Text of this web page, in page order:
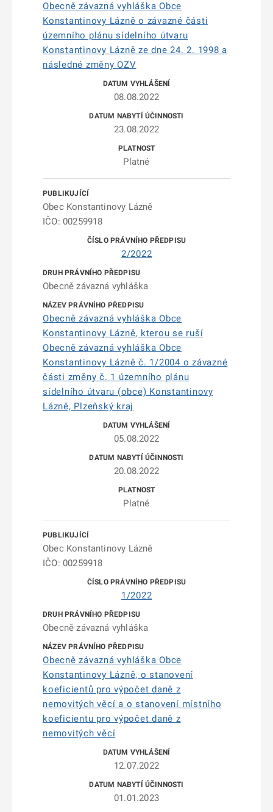
Obecně závazná vyhláška Obce
Konstantinovy Lázně o závazné části
územního plánu sídelního útvaru
Konstantinovy Lázně ze dne 24. 2. 1998 a
následné změny OZV
08.08.2022
23.08.2022
Platné
Obec Konstantinovy Lázně
IČO: 00259918
2/2022
Obecně závazná vyhláška
Obecně závazná vyhláška Obce
Konstantinovy Lázně, kterou se ruší
Obecně závazná vyhláška Obce
Konstantinovy Lázně č. 1/2004 o závazné
části změny č. 1 územního plánu
sídelního útvaru (obce) Konstantinovy
Lázně, Plzeňský kraj
05.08.2022
20.08.2022
Platné
Obec Konstantinovy Lázně
IČO: 00259918
1/2022
Obecně závazná vyhláška
Obecně závazná vyhláška Obce
Konstantinovy Lázně, o stanovení
koeficientů pro výpočet daně z
nemovitých věcí a o stanovení místního
koeficientu pro výpočet daně z
nemovitých věcí
12.07.2022
01.01.2023